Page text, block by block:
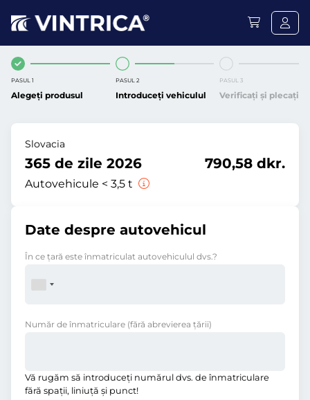
PASUL 1
Alegeți produsul
PASUL 2
Introduceți vehiculul
PASUL 3
Verificați și plecați
Slovacia
365 de zile 2026
Autovehicule < 3,5 t
790,58 dkr.
Date despre autovehicul
În ce ţară este înmatriculat autovehiculul dvs.?
Număr de înmatriculare (fără abrevierea ţării)
Vă rugăm să introduceţi numărul dvs. de înmatriculare
fără spații, liniuţă și punct!